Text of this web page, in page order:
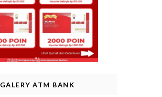
GALERY ATM BANK